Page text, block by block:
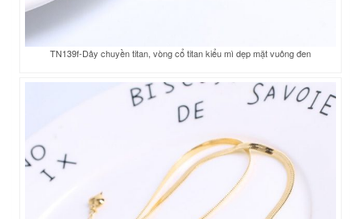
TN139f-Dây chuyền titan, vòng cổ titan kiểu mì dẹp mặt vuông đen